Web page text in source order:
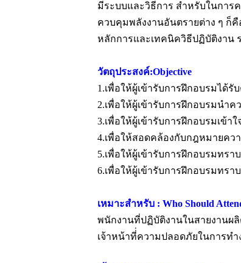
มีระบบและวิธีการ สำหรับในการ
ควบคุมพลังงานอันตรายต่าง ๆ ก็คื
หลักการและเทคนิควิธีปฏิบัติงาน
วัตถุประสงค์:Objective
1.เพื่อให้ผู้เข้ารับการฝึกอบรมได้
2.เพื่อให้ผู้เข้ารับการฝึกอบรมนำค
3.เพื่อให้ผู้เข้ารับการฝึกอบรมเข้
4.เพื่อให้สอดคล้องกับกฎหมายคว
5.เพื่อให้ผู้เข้ารับการฝึกอบรมทร
6.เพื่อให้ผู้เข้ารับการฝึกอบรมทร
เหมาะสำหรับ : Who Should
พนักงานที่ปฏิบัติงานในสายงานผ
เจ้าหน้าที่่ความปลอดภัยในการทำ